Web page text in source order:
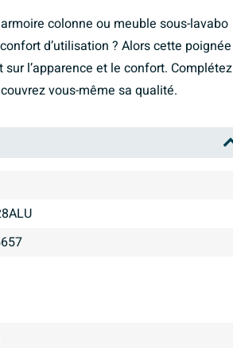
colonne ou meuble sous-lavabo
d’utilisation ? Alors cette poignée
l’apparence et le confort. Complétez
vous-même sa qualité.